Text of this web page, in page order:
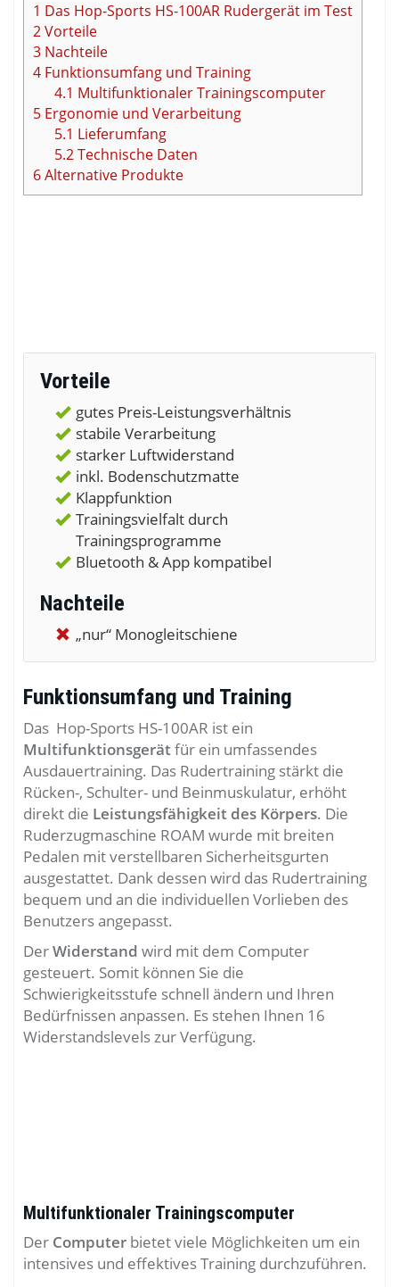
1 Das Hop-Sports HS-100AR Rudergerät im Test
2Vorteile
3 Nachteile
4 Funktionsumfang und Training
4.1 Multifunktionaler Trainingscomputer
5 Ergonomie und Verarbeitung
5.1 Lieferumfang
5.2Technische Daten
6Alternative Produkte
Vorteile
gutes Preis-Leistungsverhältnis
stabile Verarbeitung
starker Luftwiderstand
inkl. Bodenschutzmatte
Klappfunktion
Trainingsvielfalt durch
Trainingsprogramme
Bluetooth & App kompatibel
Nachteile
„nur“ Monogleitschiene
Funktionsumfang und Training
Das Hop-Sports HS-100AR ist ein
Multifunktionsgerätfür ein umfassendes
Ausdauertraining. Das Rudertraining stärkt die
Rücken-, Schulter- und Beinmuskulatur, erhöht
direkt die Leistungsfähigkeit des Körpers. Die
Ruderzugmaschine ROAM wurde mit breiten
Pedalen mit verstellbaren Sicherheitsgurten
ausgestattet. Dank dessen wird das Rudertraining
bequem und an die individuellen Vorlieben des
Benutzers angepasst.
DerWiderstand wird mit dem Computer
gesteuert. Somit können Sie die
Schwierigkeitsstufe schnell ändern und Ihren
Bedürfnissen anpassen. Es stehen Ihnen 16
Widerstandslevels zur Verfügung.
Multifunktionaler Trainingscomputer
Der Computer bietet viele Möglichkeiten um ein
intensives und effektives Training durchzuführen.